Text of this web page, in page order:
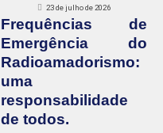
23 de julho de 2026
Frequências de
Emergência do
Radioamadorismo:
uma
responsabilidade
de todos.